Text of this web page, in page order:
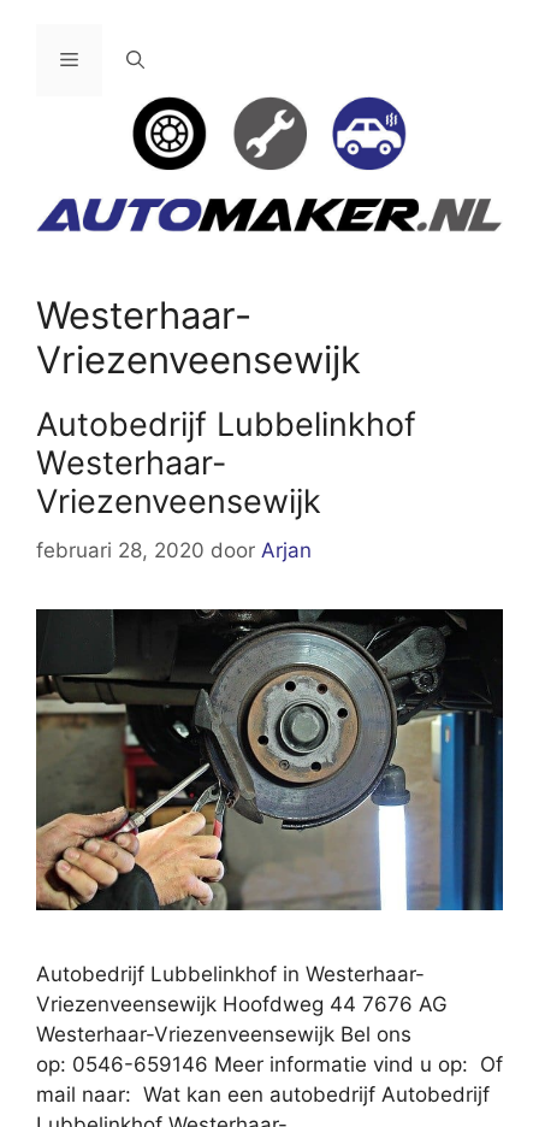
Menu
Westerhaar-
Vriezenveensewijk
Autobedrijf Lubbelinkhof
Westerhaar-
Vriezenveensewijk
februari 28, 2020 door Arjan
Autobedrijf Lubbelinkhof in Westerhaar-
Vriezenveensewijk Hoofdweg 44 7676 AG
Westerhaar-Vriezenveensewijk Bel ons
op: 0546-659146 Meer informatie vind u op: Of
mail naar: Wat kan een autobedrijf Autobedrijf